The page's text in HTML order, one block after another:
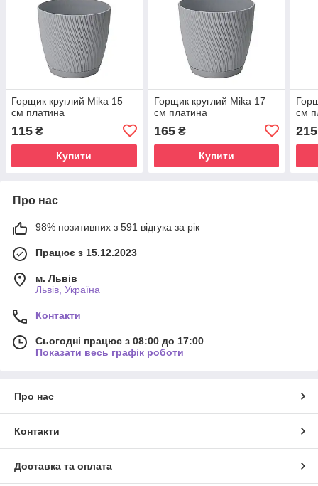
Горщик круглий Mika 15
см платина
115 ₴
Купити
Горщик круглий Mika 17
см платина
165₴
Купити
см
215
Про нас
98% позитивних з 591 відгука за рік
Працює з 15.12.2023
м. Львів
Львів, Україна
Контакти
Сьогодні працює з 08:00 до 17:00
Показати весь графік роботи
Про нас
Контакти
Доставка та оплата